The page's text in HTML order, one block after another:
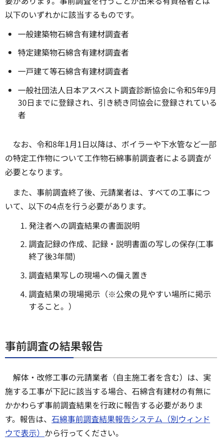
以下のいずれかに該当するものです。
一般建築物石綿含有建材調査者
特定建築物石綿含有建材調査者
一戸建て等石綿含有建材調査者
一般社団法人日本アスベスト調査診断協会に令和5年9月
30日までに登録され、引き続き同協会に登録されている
者
なお、令和8年1月1日以降は、ボイラーや下水管など一部
の特定工作物について工作物石綿事前調査者による調査が
必要となります。
また、事前調査終了後、元請業者は、すべての工事につ
いて、以下の4点を行う必要があります。
発注者への調査結果の書面説明
調査記録の作成、記録・説明書面の写しの保存(工事
終了後3年間)
調査結果写しの現場への備え置き
調査結果の現場掲示（※公衆の見やすい場所に掲示
すること。）
事前調査の結果報告
解体・改修工事の元請業者（自主施工者を含む）は、実
施する工事が下記に該当する場合、石綿含有建材の有無に
かかわらず事前調査結果を行政に報告する必要がありま
す。報告は、 石綿事前調査結果報告システム（別ウィンド
ウで表示） から行ってください。